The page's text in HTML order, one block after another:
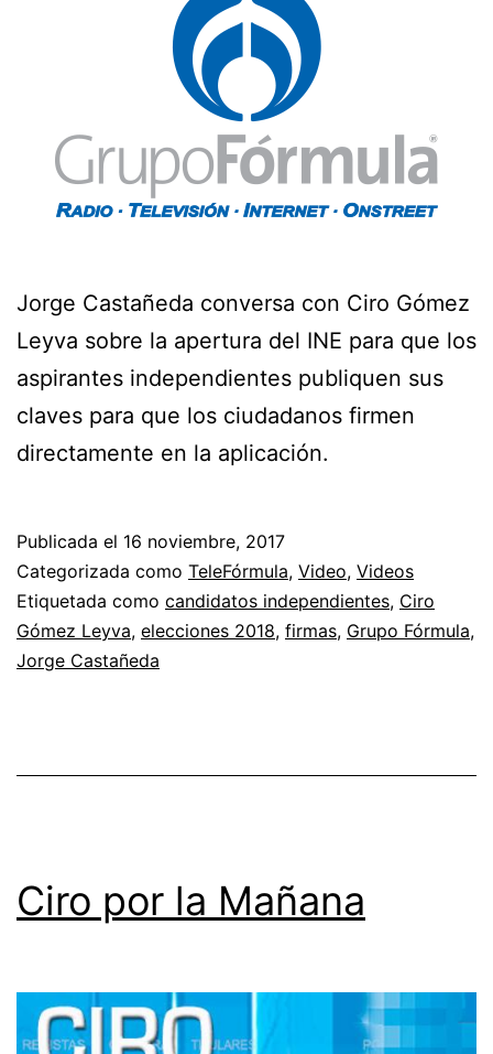
Jorge Castañeda conversa con Ciro Gómez
Leyva sobre la apertura del INE para que los
aspirantes independientes publiquen sus
claves para que los ciudadanos firmen
directamente en la aplicación.
Publicada el 16 noviembre, 2017
Categorizada como TeleFórmula, Video, Videos
Etiquetada como candidatos independientes, Ciro
Gómez Leyva, elecciones 2018, firmas, Grupo Fórmula,
Jorge Castañeda
Ciro por la Mañana